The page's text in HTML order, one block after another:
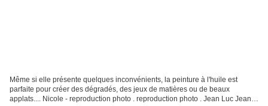
Même si elle présente quelques inconvénients, la peinture à l'huile est
parfaite pour créer des dégradés, des jeux de matières ou de beaux
applats.... Nicole - reproduction photo . reproduction photo . Jean Luc Jean